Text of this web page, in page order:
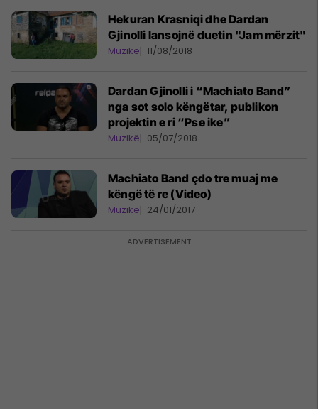
Hekuran Krasniqi dhe Dardan
Gjinolli lansojnë duetin "Jam mërzit"
Muzikë 11/08/2018
Dardan Gjinolli i “Machiato Band”
nga sot solo këngëtar, publikon
projektin e ri “Pse ike”
Muzikë 05/07/2018
Machiato Band çdo tre muaj me
këngë të re (Video)
Muzikë 24/01/2017